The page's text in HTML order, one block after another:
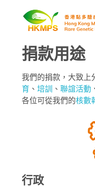
香港黏多醣症暨罕有遺傳病互助小組
關於我們
關於我們
聯絡我們
認識醣豆豆
黏多醣症及罕有病類型
書籍
捐款
媒體
捐款用途
我們的捐款，大致上
育 、 培訓 、 聯誼活動
各位可從我們的核數
行政